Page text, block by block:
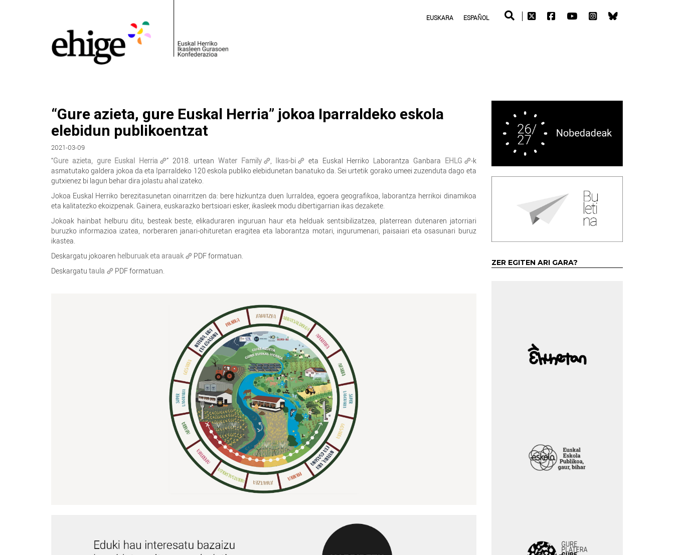
EUSKARA ESPAÑOL
“Gure azieta, gure Euskal Herria” jokoa Iparraldeko eskola
elebidun publikoentzat
2021-03-09
“Gure azieta, gure Euskal Herria ” 2018. urteanWater Family , Ikas-bi eta Euskal Herriko Laborantza Ganbara EHLG
-k
asmatutako galdera jokoa da eta Iparraldeko 120 eskola publiko elebidunetan banatuko da. Sei urtetik gorako umeei zuzenduta dago eta
gutxienez bi lagun behar dira jolastu ahal izateko.
Jokoa Euskal Herriko berezitasunetan oinarritzen da: bere hizkuntza duen lurraldea, egoera geografikoa, laborantza herrikoi dinamikoa
eta kalitatezko ekoizpenak. Gainera, euskarazko bertsioari esker, ikasleek modu dibertigarrian ikas dezakete.
Jokoak hainbat helburu ditu, besteak beste, elikaduraren inguruan haur eta helduak sentsibilizatzea, platerrean dutenaren jatorriari
buruzko informazioa izatea, norberaren janari-ohituretan eragitea eta laborantza motari, ingurumenari, paisaiari eta osasunari buruz
ikastea.
Deskargatu jokoaren helburuak eta arauak
PDF formatuan.
Deskargatu taula PDF formatuan.
ZER EGITEN ARI GARA?